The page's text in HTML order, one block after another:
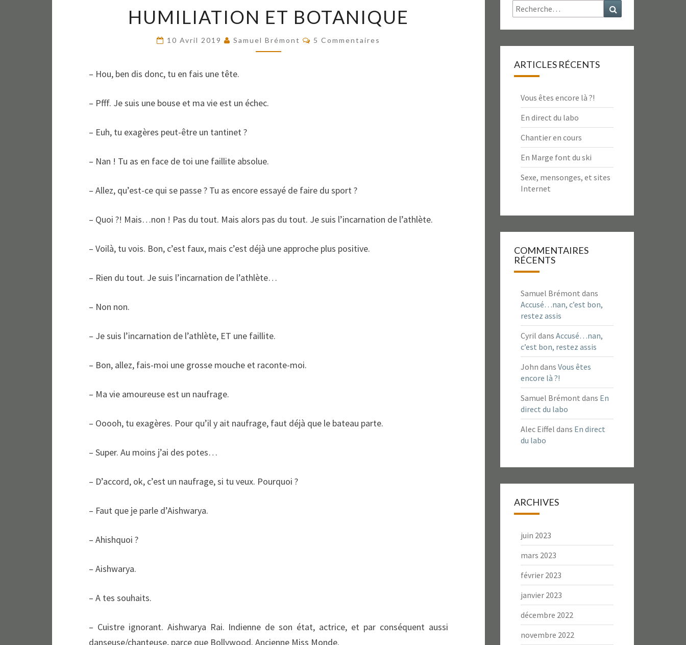
ET
HUMILIATION ET BOTANIQUE
10 Avril 2019 Samuel Brémont Commentaires
5 Commentaires
– Hou, ben dis donc, tu en fais une tête.
– Pfff. Je suis une bouse et ma vie est un échec.
– Euh, tu exagères peut-être un tantinet ?
– Nan ! Tu as en face de toi une faillite absolue.
– Allez, qu’est-ce qui se passe ? Tu as encore essayé de faire du sport ?
– Quoi ?! Mais…non ! Pas du tout. Mais alors pas du tout. Je suis l’incarnation de l’athlète.
– Voilà, tu vois. Bon, c’est faux, mais c’est déjà une approche plus positive.
– Rien du tout. Je suis l’incarnation de l’athlète…
– Non non.
– Je suis l’incarnation de l’athlète, ET une faillite.
– Bon, allez, fais-moi une grosse mouche et raconte-moi.
– Ma vie amoureuse est un naufrage.
– Ooooh, tu exagères. Pour qu’il y ait naufrage, faut déjà que le bateau parte.
– Super. Au moins j’ai des potes…
– D’accord, ok, c’est un naufrage, si tu veux. Pourquoi ?
– Faut que je parle d’Aishwarya.
– Ahishquoi ?
– Aishwarya.
– A tes souhaits.
– Cuistre ignorant. Aishwarya Rai. Indienne de son état, actrice, et par conséquent aussi
danseuse/chanteuse, parce que Bollywood. Ancienne Miss Monde.
Rechercher :
ARTICLES RÉCENTS
Vous êtes encore là ?!
En direct du labo
Chantier en cours
En Marge font du ski
Sexe, mensonges, et sites
Internet
COMMENTAIRES
RÉCENTS
Samuel Brémont dans
Accusé…nan, c’est bon,
restez assis
Cyril dans Accusé…nan,
c’est bon, restez assis
John dans Vous êtes
encore là ?!
Samuel Brémont dans En
direct du labo
Alec Eiffel dans En direct
du labo
ARCHIVES
juin 2023
mars 2023
février 2023
janvier 2023
décembre 2022
novembre 2022